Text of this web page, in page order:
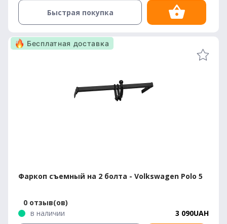
Быстрая покупка
Фаркоп съемный на 2 болта - Volkswagen Polo 5
0 отзыв(ов)
в наличии
3 090UAH
Бесплатная доставка